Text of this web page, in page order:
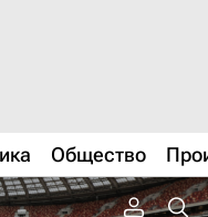
Общество